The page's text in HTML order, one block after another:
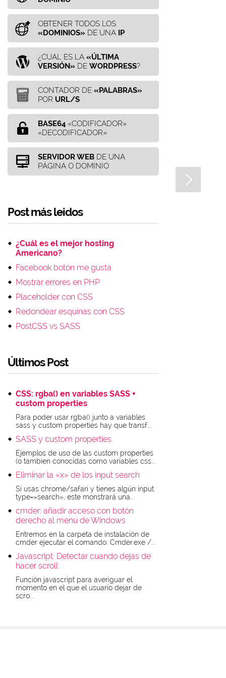
OBTENER TODOS LOS
«DOMINIOS» DE UNA IP
¿CUAL ES LA «ÚLTIMA
VERSIÓN» DE WORDPRESS?
CONTADOR DE «PALABRAS»
POR URL/S
BASE64 «CODIFICADOR»
«DECODIFICADOR»
SERVIDOR WEB DE UNA
PÁGINA O DOMINIO
Post más leidos
¿Cuál es el mejor hosting
Americano?
Facebook botón me gusta
Mostrar errores en PHP
Placeholder con CSS
Redondear esquinas con CSS
PostCSS vs SASS
Últimos Post
CSS: rgba() en variables SASS +
custom properties
Para poder usar rgba() junto a variables
sass y custom properties hay que transf...
SASS y custom properties
Ejemplos de uso de las custom properties
(o tambien conocidas como variables css...
Eliminar la «x» de los input search
Si usas chrome/safari y tienes algún input
type=»search», este monstrará una...
cmder: añadir acceso con botón
derecho al menu de Windows
Entremos en la carpeta de instalación de
cmder ejecutar el comando: Cmder.exe /...
Javascript: Detectar cuando dejas de
hacer scroll
Función javascript para averiguar el
momento en el que el usuario dejar de
scro...